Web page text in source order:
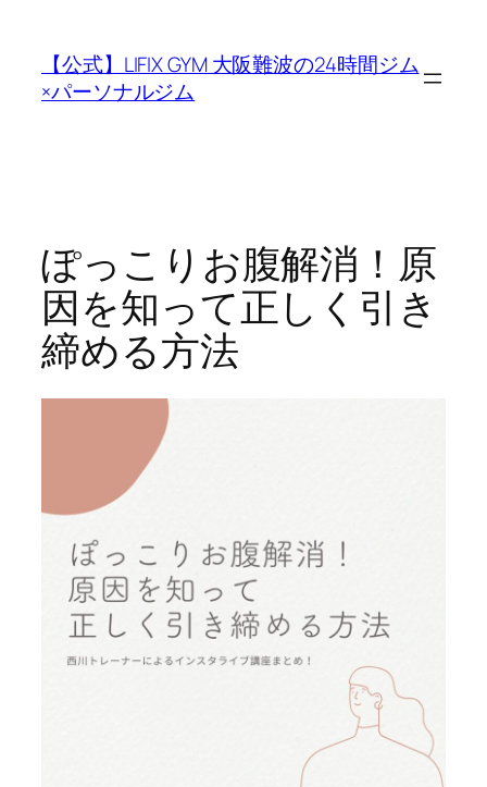
【公式】LIFIX GYM 大阪難波の24時間ジム
×パーソナルジム
ぽっこりお腹解消！原
因を知って正しく引き
締める方法